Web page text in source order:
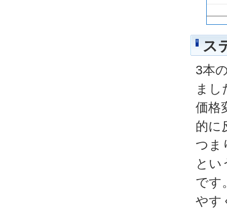
ス
3本
まし
価格
的に
つま
とい
です
やす